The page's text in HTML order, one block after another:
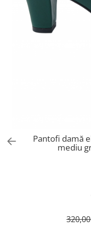
Pantofi damă
mediu